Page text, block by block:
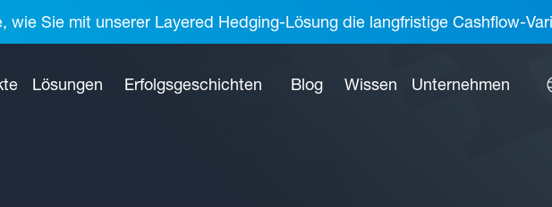
wie Sie mit unserer Layered Hedging-Lösung die langfristige Cashflow-
Lösungen Erfolgsgeschichten Blog Wissen Unternehmen